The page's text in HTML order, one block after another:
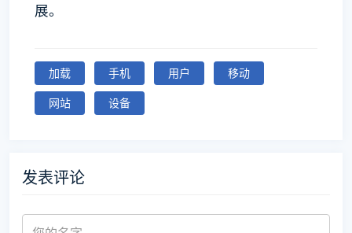
展。
加载 手机 用户
移动
网站
设备
发表评论